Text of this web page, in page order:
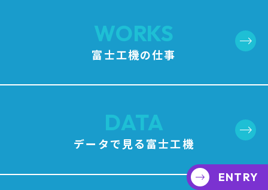
ENTRY
WORKS
富士工機の仕事
DATA
データで見る富士工機